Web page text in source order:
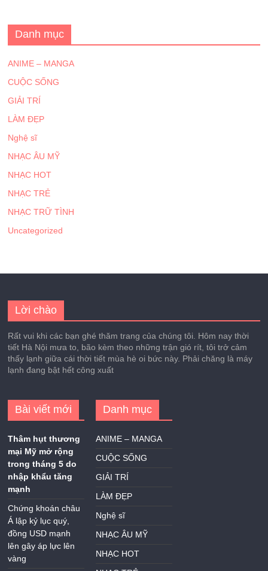
Danh mục
ANIME – MANGA
CUỘC SỐNG
GIẢI TRÍ
LÀM ĐẸP
Nghệ sĩ
NHẠC ÂU MỸ
NHẠC HOT
NHẠC TRẺ
NHẠC TRỮ TÌNH
Uncategorized
Lời chào
Rất vui khi các bạn ghé thăm trang của chúng tôi. Hôm nay thời
tiết Hà Nội mưa to, bão kèm theo những trận gió rít, tôi trở cảm
thấy lạnh giữa cái thời tiết mùa hè oi bức này. Phải chăng là máy
lạnh đang bật hết công xuất
Bài viết mới
Thâm hụt thương
mại Mỹ mở rộng
trong tháng 5 do
nhập khẩu tăng
mạnh
Chứng khoán châu
Á lập kỷ lục quý,
đồng USD mạnh
lên gây áp lực lên
vàng
Danh mục
ANIME – MANGA
CUỘC SỐNG
GIẢI TRÍ
LÀM ĐẸP
Nghệ sĩ
NHẠC ÂU MỸ
NHẠC HOT